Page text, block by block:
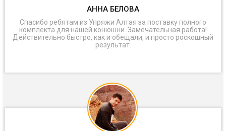
АННА БЕЛОВА
Спасибо ребятам из Упряжи Алтая за поставку полного
комплекта для нашей конюшни. Замечательная работа!
Действительно быстро, как и обещали, и просто роскошный
результат.